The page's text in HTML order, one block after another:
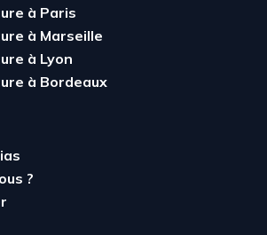
à Paris
à Marseille
à Lyon
à Bordeaux
?